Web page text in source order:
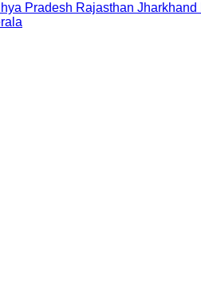
Pradesh Rajasthan Jharkhand